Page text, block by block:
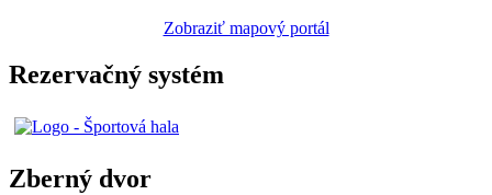
Zobraziť mapový portál
Rezervačný systém
Zberný dvor